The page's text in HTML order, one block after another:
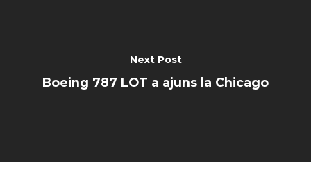
Next Post
Boeing 787 LOT a ajuns la Chicago